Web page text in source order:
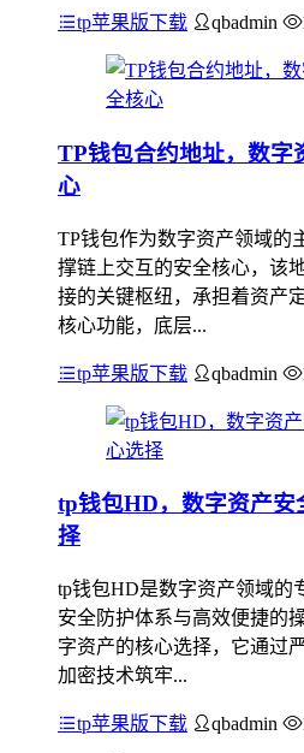
tp苹果版下载 qbadmin
TP钱包合约地址，数字
心
TP钱包作为数字资产领域的
撑链上交互的安全核心，该
接的关键枢纽，承担着资产
核心功能，底层...
tp苹果版下载 qbadmin
tp钱包HD，数字资产安
择
tp钱包HD是数字资产领域的
安全防护体系与高效便捷的
字资产的核心选择，它通过
加密技术筑牢...
tp苹果版下载 qbadmin